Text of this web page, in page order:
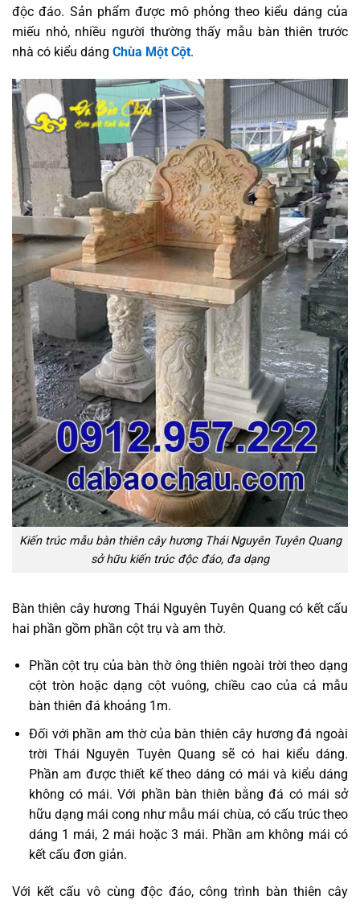
độc đáo. Sản phẩm được mô phỏng theo kiểu dáng của
miếu nhỏ, nhiều người thường thấy mẫu bàn thiên trước
nhà có kiểu dáng Chùa Một Cột.
Kiến trúc mẫu bàn thiên cây hương Thái Nguyên Tuyên Quang
sở hữu kiến trúc độc đáo, đa dạng
Bàn thiên cây hương Thái Nguyên Tuyên Quang có kết cấu
hai phần gồm phần cột trụ và am thờ.
Phần cột trụ của bàn thờ ông thiên ngoài trời theo dạng
cột tròn hoặc dạng cột vuông, chiều cao của cả mẫu
bàn thiên đá khoảng 1m.
Đối với phần am thờ của bàn thiên cây hương đá ngoài
trời Thái Nguyên Tuyên Quang sẽ có hai kiểu dáng.
Phần am được thiết kế theo dáng có mái và kiểu dáng
không có mái. Với phần bàn thiên bằng đá có mái sở
hữu dạng mái cong như mẫu mái chùa, có cấu trúc theo
dáng 1 mái, 2 mái hoặc 3 mái. Phần am không mái có
kết cấu đơn giản.
Với kết cấu vô cùng độc đáo, công trình bàn thiên cây